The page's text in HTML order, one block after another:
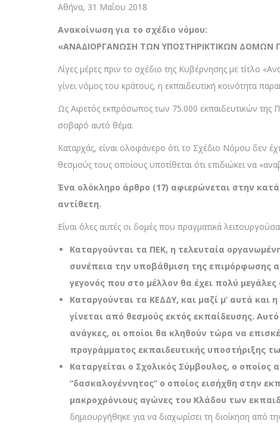
Αθήνα, 31 Μαΐου 2018
Ανακοίνωση για το σχέδιο νόμου:
«ΑΝΑΔΙΟΡΓΑΝΩΣΗ ΤΩΝ ΥΠΟΣΤΗΡΙΚΤΙΚΩΝ ΔΟΜΩΝ
Λίγες μέρες πριν το σχέδιο της Κυβέρνησης με τίτλο
γίνει νόμος του κράτους, η εκπαιδευτική κοινότητα
Ως Αιρετός εκπρόσωπος των 75.000 εκπαιδευτικών
σοβαρό αυτό θέμα.
Καταρχάς, είναι ολοφάνερο ότι το Σχέδιο Νόμου δεν
θεσμούς τους οποίους υποτίθεται ότι επιδιώκει να
Ένα ολόκληρο άρθρο (17) αφιερώνεται στην
αντίθετη.
Είναι όλες αυτές οι δομές που πραγματικά
Καταργούνται τα ΠΕΚ, η τελευταία
συνέπεια την υποβάθμιση της επιμόρφωσης
γεγονός που στο μέλλον θα έχει πολύ
Καταργούνται τα ΚΕΔΔΥ, και μαζί μ’ αυτά
γίνεται από θεσμούς εκτός εκπαίδευσης. Αυτό
ανάγκες, οι οποίοι θα κληθούν τώρα να
προγράμματος εκπαιδευτικής υποστήριξης
Καταργείται ο Σχολικός Σύμβουλος, ο
“δασκαλογέννητος” ο οποίος εισήχθη στην
μακροχρόνιους αγώνες του Κλάδου των
δημιουργήθηκε για να διαχωρίσει τη διοίκηση από